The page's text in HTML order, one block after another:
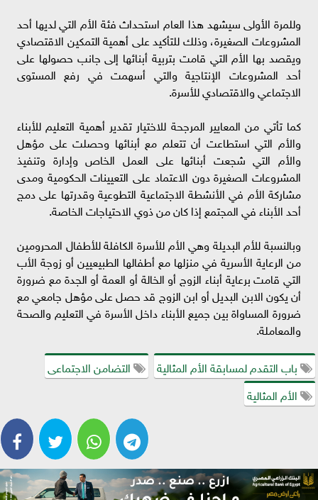
وللمرة الأولى سيشهد هذا العام استحداث فئة الأم التي لديها أحد
المشروعات الصغيرة، وذلك للتأكيد على أهمية التمكين الاقتصادي
ويقصد بها الأم التي قامت بتربية أبنائها إلى جانب حصولها على
أحد المشروعات الإنتاجية والتي أسهمت في رفع المستوى
الاجتماعي والاقتصادي للأسرة.
كما تأتي من المعايير المرجحة للاختيار تقدير أهمية التعليم للأبناء
والأم التي استطاعت أن تتعلم مع أبنائها وحصلت على مؤهل
والأم التي شجعت أبنائها على العمل الخاص وإدارة وتنفيذ
المشروعات الصغيرة دون الاعتماد على التعيينات الحكومية ومدى
مشاركة الأم في الأنشطة الاجتماعية التطوعية وقدرتها على دمج
أحد الأبناء في المجتمع إذا كان من ذوي الاحتياجات الخاصة.
وبالنسبة للأم البديلة وهي الأم للأسرة الكافلة للأطفال المحرومين
من الرعاية الأسرية في منزلها مع أطفالها الطبيعيين أو زوجة الأب
التي قامت برعاية أبناء الزوج أو الخالة أو العمة أو الجدة مع ضرورة
أن يكون الابن البديل أو ابن الزوج قد حصل على مؤهل جامعي مع
ضرورة المساواة بين جميع الأبناء داخل الأسرة في التعليم والصحة
والمعاملة.
باب التقدم لمسابقة الأم المثالية
التضامن الاجتماعى
الأم المثالية